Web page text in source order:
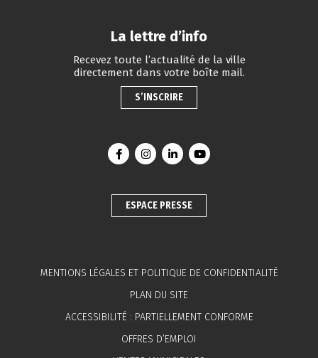
La lettre d’info
Recevez toute l’actualité de la ville
directement dans votre boîte mail.
S’INSCRIRE
Lien vers le compte Facebook
Lien vers le compte Instagram
Lien vers le compte Linkedin
Lien vers la chaîne
ESPACE PRESSE
MENTIONS LÉGALES ET POLITIQUE DE CONFIDENTIALITÉ
PLAN DU SITE
ACCESSIBILITÉ : PARTIELLEMENT CONFORME
OFFRES D’EMPLOI